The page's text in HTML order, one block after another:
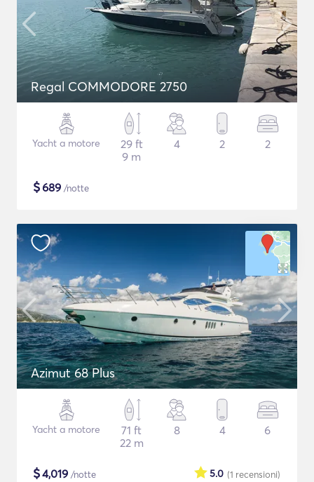
Regal COMMODORE 2750
Yacht a motore
29 ft
9 m
4 2 2
$689 /notte
Azimut 68 Plus
Yacht a motore
71 ft
22 m
8 4 6
$4,019 /notte (1 recensioni)
5.0